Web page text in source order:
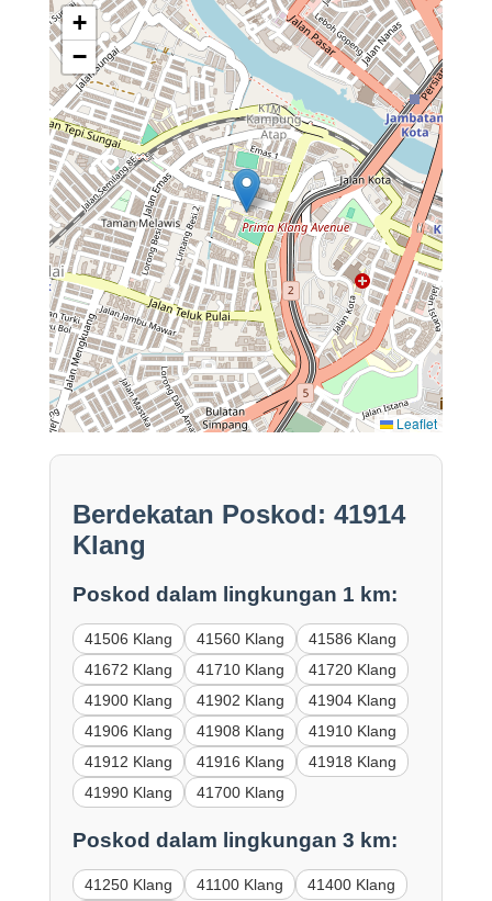
+
−
Leaflet
Berdekatan Poskod: 41914
Klang
Poskod dalam lingkungan 1 km:
41506 Klang 41560 Klang
41586 Klang
41672 Klang
41710 Klang
41720 Klang
41900 Klang
41902 Klang
41904 Klang
41906 Klang
41908 Klang
41910 Klang
41912 Klang
41916 Klang
41918 Klang
41990 Klang
41700 Klang
Poskod dalam lingkungan 3 km:
41250 Klang 41100 Klang
41400 Klang